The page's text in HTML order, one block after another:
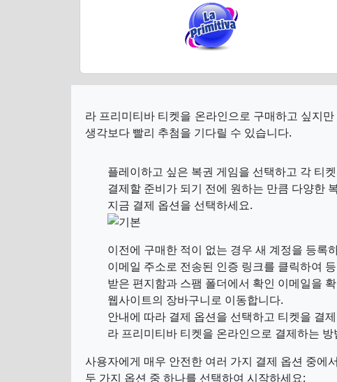
라 프리미티바 티켓을 온라인으로 구매하고 싶지
생각보다 빨리 추첨을 기다릴 수 있습니다.
플레이하고 싶은 복권 게임을 선택하고 각 티
결제할 준비가 되기 전에 원하는 만큼 다양한
지금 결제 옵션을 선택하세요.
이전에 구매한 적이 없는 경우 새 계정을 등록
이메일 주소로 전송된 인증 링크를 클릭하여
받은 편지함과 스팸 폴더에서 확인 이메일을
웹사이트의 장바구니로 이동합니다.
안내에 따라 결제 옵션을 선택하고 티켓을 결
라 프리미티바 티켓을 온라인으로 결제하는 방
사용자에게 매우 안전한 여러 가지 결제 옵션 중에
두 가지 옵션 중 하나를 선택하여 시작하세요: